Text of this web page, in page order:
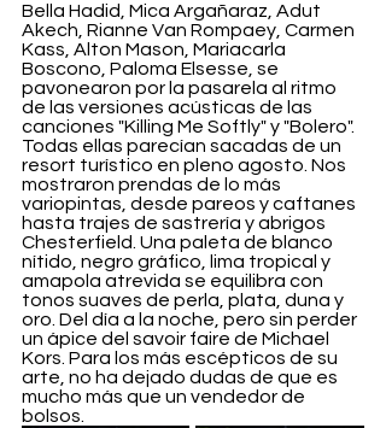
Bella Hadid, Mica Argañaraz, Adut
Akech, Rianne Van Rompaey, Carmen
Kass, Alton Mason, Mariacarla
Boscono, Paloma Elsesse, se
pavonearon por la pasarela al ritmo
de las versiones acústicas de las
canciones "Killing Me Softly" y "Bolero".
Todas ellas parecían sacadas de un
resort turístico en pleno agosto. Nos
mostraron prendas de lo más
variopintas, desde pareos y caftanes
hasta trajes de sastrería y abrigos
Chesterfield. Una paleta de blanco
nítido, negro gráfico, lima tropical y
amapola atrevida se equilibra con
tonos suaves de perla, plata, duna y
oro. Del día a la noche, pero sin perder
un ápice del savoir faire de Michael
Kors. Para los más escépticos de su
arte, no ha dejado dudas de que es
mucho más que un vendedor de
bolsos.